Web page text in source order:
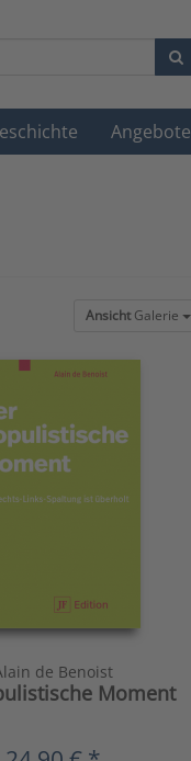
Angebote
AnsichtGalerie
de Benoist
Moment